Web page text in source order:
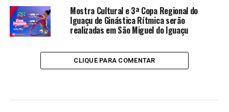
Mostra Cultural e 3ª Copa Regional do
Iguaçu de Ginástica Rítmica serão
realizadas em São Miguel do Iguaçu
CLIQUE PARA COMENTAR